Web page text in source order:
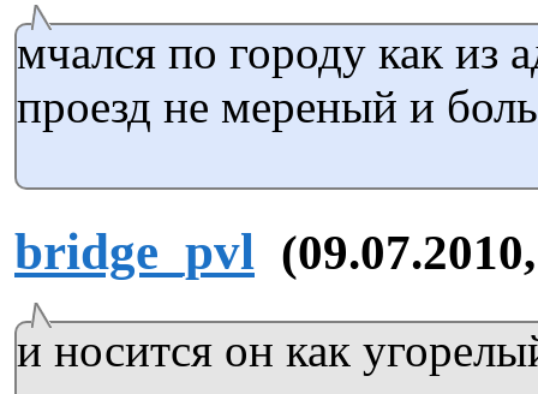
мчался по городу как из
проезд не мереный и
bridge_pvl
и носится он как